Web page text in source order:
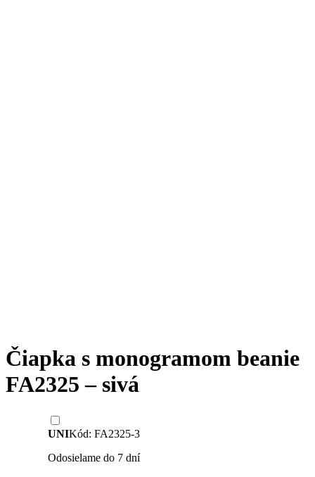
Čiapka s monogramom beanie
FA2325 – sivá
UNIKód: FA2325-3
Odosielame do 7 dní